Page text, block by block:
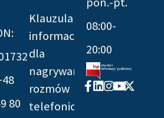
80
Klauzula
informacyjna
dla
nagrywania
rozmów
telefonicznych
08:00-
20:00
Facebook-
f
Linkedin
Instagram
Youtube
X-